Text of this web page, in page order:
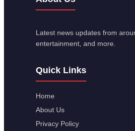
Latest news updates from
entertainment, and more.
Quick Links
Home
About Us
Privacy Policy